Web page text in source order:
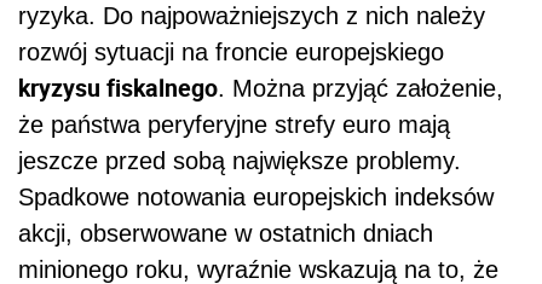
ryzyka. Do najpoważniejszych z nich należy
rozwój sytuacji na froncie europejskiego
kryzysu fiskalnego. Można przyjąć założenie,
że państwa peryferyjne strefy euro mają
jeszcze przed sobą największe problemy.
Spadkowe notowania europejskich indeksów
akcji, obserwowane w ostatnich dniach
minionego roku, wyraźnie wskazują na to, że